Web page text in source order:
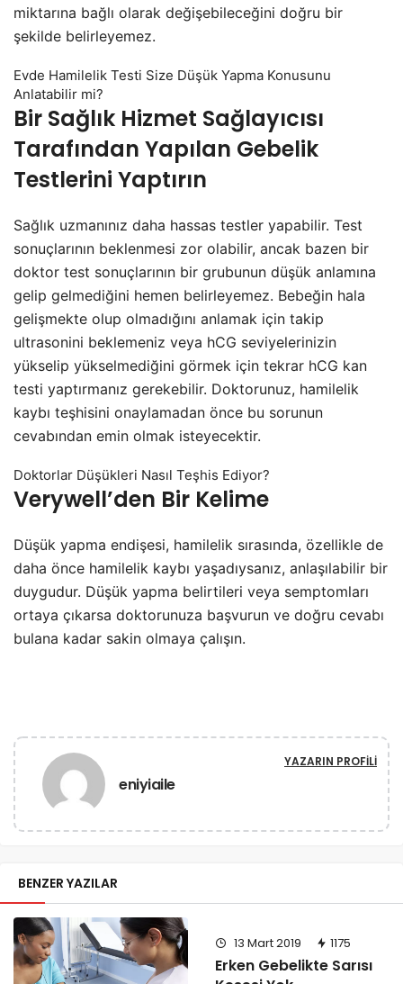
miktarına bağlı olarak değişebileceğini doğru bir
şekilde belirleyemez.
Evde Hamilelik Testi Size Düşük Yapma Konusunu
Anlatabilir mi?
Bir Sağlık Hizmet Sağlayıcısı
Tarafından Yapılan Gebelik
Testlerini Yaptırın
Sağlık uzmanınız daha hassas testler yapabilir. Test
sonuçlarının beklenmesi zor olabilir, ancak bazen bir
doktor test sonuçlarının bir grubunun düşük anlamına
gelip gelmediğini hemen belirleyemez. Bebeğin hala
gelişmekte olup olmadığını anlamak için takip
ultrasonini beklemeniz veya hCG seviyelerinizin
yükselip yükselmediğini görmek için tekrar hCG kan
testi yaptırmanız gerekebilir. Doktorunuz, hamilelik
kaybı teşhisini onaylamadan önce bu sorunun
cevabından emin olmak isteyecektir.
Doktorlar Düşükleri Nasıl Teşhis Ediyor?
Verywell’den Bir Kelime
Düşük yapma endişesi, hamilelik sırasında, özellikle de
daha önce hamilelik kaybı yaşadıysanız, anlaşılabilir bir
duygudur. Düşük yapma belirtileri veya semptomları
ortaya çıkarsa doktorunuza başvurun ve doğru cevabı
bulana kadar sakin olmaya çalışın.
eniyiaile
YAZARIN PROFILI
BENZER YAZILAR
13 Mart 2019 1175
Erken Gebelikte Sarısı